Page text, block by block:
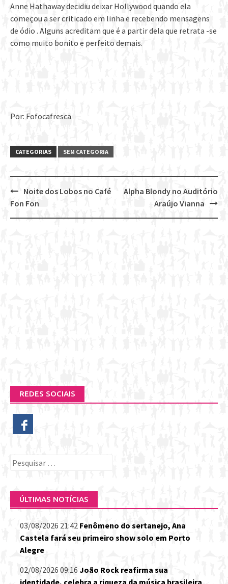
Anne Hathaway decidiu deixar Hollywood quando ela
começou a ser criticado em linha e recebendo mensagens
de ódio . Alguns acreditam que é a partir dela que retrata -se
como muito bonito e perfeito demais.
Por: Fofocafresca
CATEGORIAS SEM CATEGORIA
Post
navigation
Alpha Blondy no Auditório
Araújo Vianna
Noite dos Lobos no Café
Fon Fon
REDES SOCIAIS
Pesquisar
ÚLTIMAS NOTÍCIAS
03/08/2026 21:42 Fenômeno do sertanejo, Ana
Castela fará seu primeiro show solo em Porto
Alegre
02/08/2026 09:16 João Rock reafirma sua